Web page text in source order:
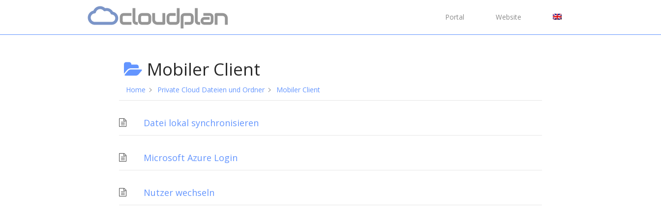
Home
Portal Website
Mobiler Client
Home Private Cloud Dateien und Ordner Mobiler Client
Datei lokal synchronisieren
Microsoft Azure Login
Nutzer wechseln